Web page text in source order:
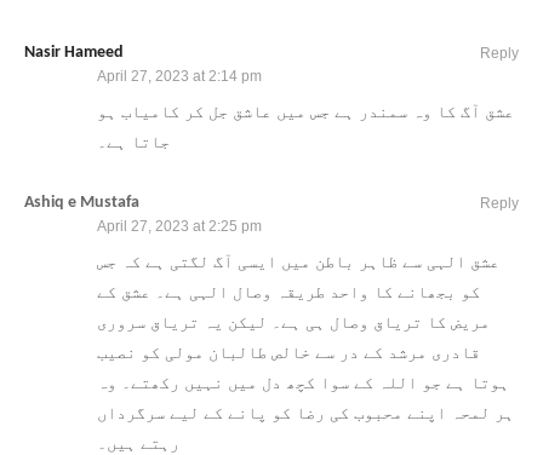
Nasir Hameed
April 27, 2023 at 2:14 pm
عشق آگ کا وہ سمندر ہے جس میں عاشق جل کر کامیاب ہو
جاتا ہے۔
Reply
Ashiq e Mustafa
April 27, 2023 at 2:25 pm
عشق الہی سے ظاہر باطن میں ایسی آگ لگتی ہے کہ جس
کو بجھانے کا واحد طریقہ وصال الہی ہے۔ عشق کے
مریض کا تریاق وصال ہی ہے۔ لیکن یہ تریاق سروری
قادری مرشد کے در سے خالص طالبان مولی کو نصیب
ہوتا ہے جو اللہ کے سوا کچھ دل میں نہیں رکھتے۔ وہ
ہر لمحہ اپنے محبوب کی رضا کو پانے کے لیے سرگرداں
رہتے ہیں۔
Reply